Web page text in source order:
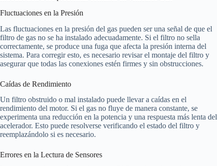
Fluctuaciones en la Presión
Las fluctuaciones en la presión del gas pueden ser una señal de que el
filtro de gas no se ha instalado adecuadamente. Si el filtro no sella
correctamente, se produce una fuga que afecta la presión interna del
sistema. Para corregir esto, es necesario revisar el montaje del filtro y
asegurar que todas las conexiones estén firmes y sin obstrucciones.
Caídas de Rendimiento
Un filtro obstruido o mal instalado puede llevar a caídas en el
rendimiento del motor. Si el gas no fluye de manera constante, se
experimenta una reducción en la potencia y una respuesta más lenta del
acelerador. Esto puede resolverse verificando el estado del filtro y
reemplazándolo si es necesario.
Errores en la Lectura de Sensores